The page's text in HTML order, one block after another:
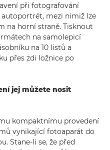
při fotografování
mezi nimiž lze
na horní straně. Tisknout
na samolepicí
na 10 listů a
přes zdi ložnice po
jej můžete nosit
kompaktnímu provedení
vynikající fotoaparát do
Stane-li se, že před